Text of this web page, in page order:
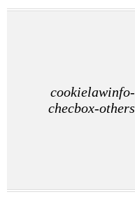
cookielawinfo-
checbox-others